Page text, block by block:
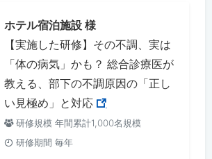
ホテル宿泊施設 様
【実施した研修】その不調、実は
「体の病気」かも？ 総合診療医が
教える、部下の不調原因の「正し
い見極め」と対応
研修規模 年間累計1,000名規模
研修期間 毎年